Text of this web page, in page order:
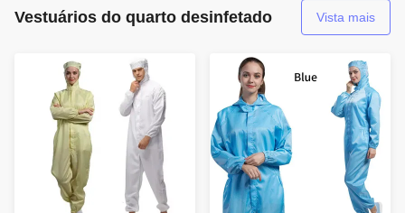
Vestuários do quarto desinfetado Vista mais